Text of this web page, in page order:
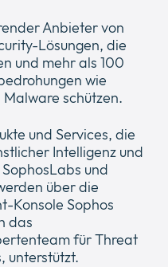
menu
a
menu
a
sub
Anbieter von
Lösungen, die
und mehr als 100
wie
schützen.
und Services, die
Intelligenz und
und
über die
Konsole Sophos
das
für Threat
unterstützt.